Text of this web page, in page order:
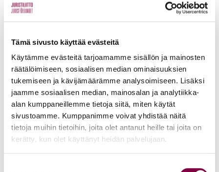
Tämä sivusto käyttää evästeitä
Käytämme evästeitä tarjoamamme sisällön ja mainosten
räätälöimiseen, sosiaalisen median ominaisuuksien
tukemiseen ja kävijämäärämme analysoimiseen. Lisäksi
jaamme sosiaalisen median, mainosalan ja analytiikka-
alan kumppaneillemme tietoja siitä, miten käytät
sivustoamme. Kumppanimme voivat yhdistää näitä
tietoja muihin tietoihin, joita olet antanut heille tai joita on
kerätty, kun olet käyttänyt heidän palvelujaan.
Lisää uutisia
KAIKKI UUTISET
Uutiset 4.8.2026
YTN: Tietoa AMK-alan lakosta
Työmarkkinat